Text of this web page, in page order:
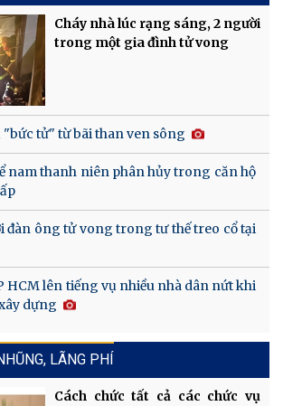
Cháy nhà lúc rạng sáng, 2 người
trong một gia đình tử vong
"bức tử" từ bãi than ven sông
nam thanh niên phân hủy trong căn hộ
đàn ông tử vong trong tư thế treo cổ tại
HCM lên tiếng vụ nhiều nhà dân nứt khi
dựng
LÃNG PHÍ
Cách chức tất cả các chức vụ